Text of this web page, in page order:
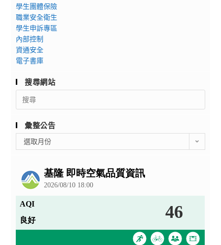
學生團體保險
職業安全衛生
學生申訴專區
內部控制
資通安全
電子書庫
搜尋網站
Search
for:
彙整公告
整
選取月份